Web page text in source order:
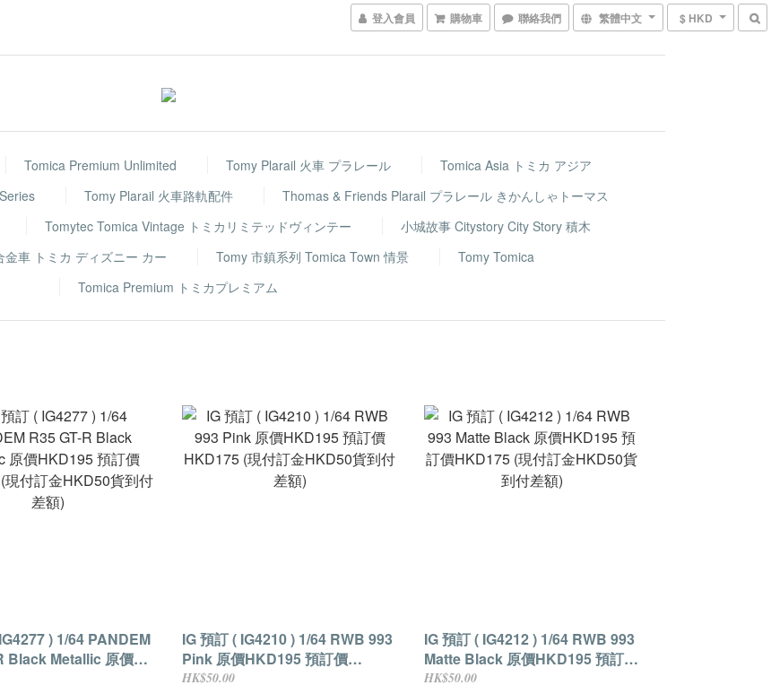
登入會員 購物車 聯絡我們 繁體中文 $ HKD
Tomica Premium Unlimited Tomy Plarail 火車 プラレール
Tomica Asia トミカ アジア
Tomy Plarail 火車路軌配件
Thomas & Friends Plarail プラレール きかんしゃトーマス
Tomytec Tomica Vintage トミカリミテッドヴィンテー
小城故事 Citystory City Story 積木
車 トミカ ディズニー カー
Tomy 市鎮系列 Tomica Town 情景
Tomy Tomica
Tomica Premium トミカプレミアム
) 1/64 PANDEM
Metallic 原價
訂價HKD175 (現付訂
IG 預訂 ( IG4210 ) 1/64 RWB 993
Pink 原價HKD195 預訂價
HKD175 (現付訂金HKD50貨到付
HK$50.00
IG 預訂 ( IG4212 ) 1/64 RWB 993
Matte Black 原價HKD195 預訂價
HKD175 (現付訂金HKD50貨到付
HK$50.00